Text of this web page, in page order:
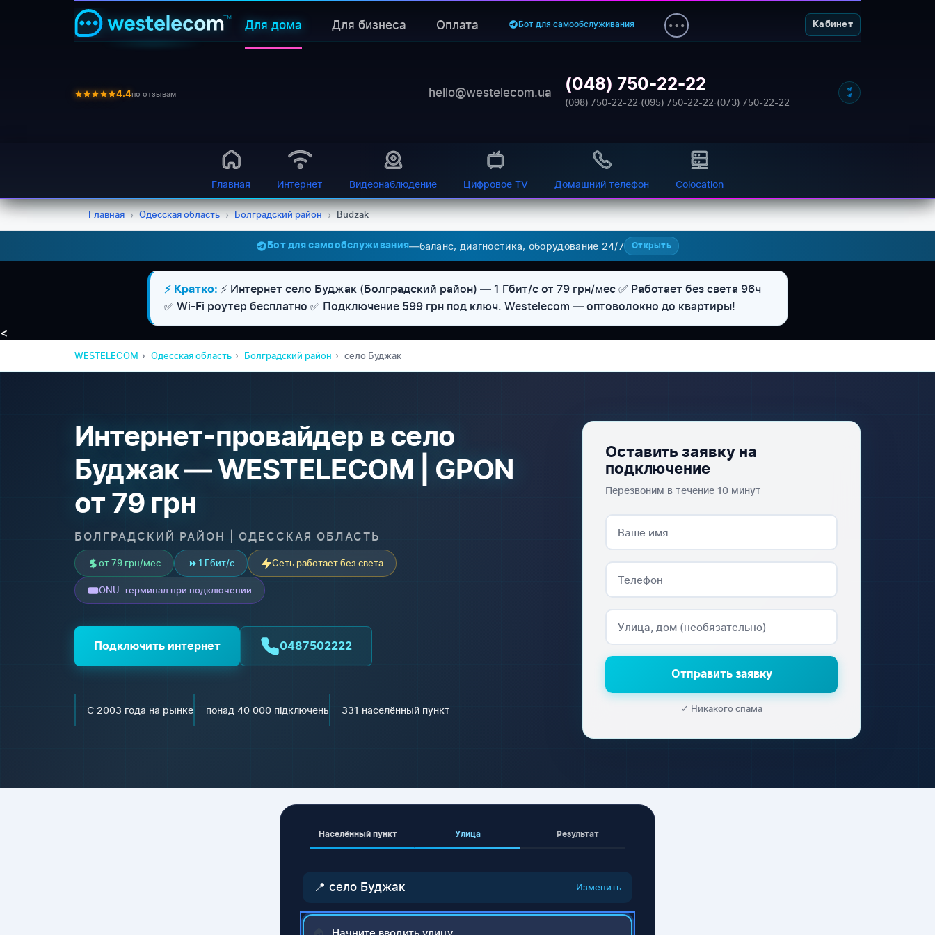
Для дома Для бизнеса Оплата Бот для самообслуживания Кабинет
4.4по отзывам hello@westelecom.ua (048) 750-22-22
(098) 750-22-22·(095) 750-22-22·(073) 750-22-22
Главная Интернет Видеонаблюдение Цифровое TV Домашний телефон Colocation
Главная › Одесская область › Болградский район › Budzak
Бот для самообслуживания—баланс, диагностика, оборудование 24/7 Открыть
⚡ Кратко: ⚡ Интернет село Буджак (Болградский район) — 1 Гбит/с от 79 грн/мес ✅ Работает без света 96ч
✅ Wi-Fi роутер бесплатно ✅ Подключение 599 грн под ключ. Westelecom — оптоволокно до квартиры!
<
WESTELECOM Одесская область Болградский район село Буджак
Интернет-провайдер в село
Буджак — WESTELECOM | GPON
от 79 грн
БОЛГРАДСКИЙ РАЙОН | ОДЕССКАЯ ОБЛАСТЬ
от 79 грн/мес 1 Гбит/с Сеть работает без света
ONU-терминал при подключении
Подключить интернет 0487502222
С 2003 года на рынке понад 40 000 підключень 331 населённый пункт
Оставить заявку на
подключение
Перезвоним в течение 10 минут
Отправить заявку
✓ Никакого спама
Населённый пункт Улица Результат
📍 село Буджак Изменить